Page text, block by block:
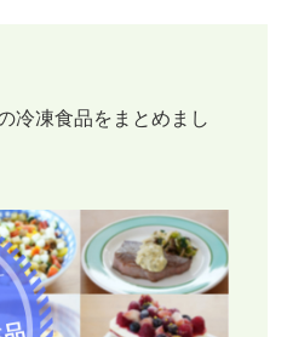
冷凍食品をまとめまし